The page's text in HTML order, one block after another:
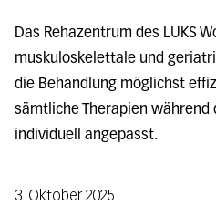
Das Rehazentrum des LUKS
muskuloskelettale und
die Behandlung möglichst
sämtliche Therapien
individuell angepasst.
3. Oktober 2025